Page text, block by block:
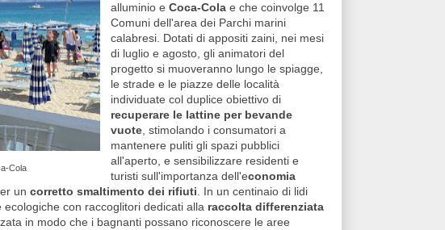
Cola
alluminio e Coca-Cola e che coinvolge 11
Comuni dell'area dei Parchi marini
calabresi. Dotati di appositi zaini, nei mesi
di luglio e agosto, gli animatori del
progetto si muoveranno lungo le spiagge,
le strade e le piazze delle località
individuate col duplice obiettivo di
recuperare le lattine per bevande
vuote, stimolando i consumatori a
mantenere puliti gli spazi pubblici
all'aperto, e sensibilizzare residenti e
turisti sull'importanza dell'economia
un corretto smaltimento dei rifiuti. In un centinaio di lidi
con raccoglitori dedicati alla raccolta differenziata
in modo che i bagnanti possano riconoscere le aree